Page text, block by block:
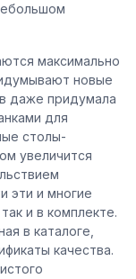
максимально
новые
даже придумала
для
столы-
увеличится
эти и многие
и в комплекте.
в каталоге,
качества.